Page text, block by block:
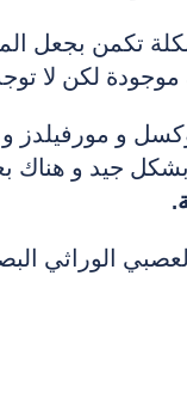
موجودة لكن لا
و
جيد و هناك
الوراثي